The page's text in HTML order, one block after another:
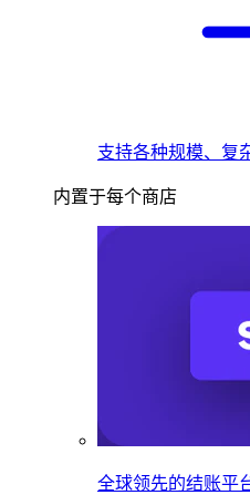
支持各种规模、复
内置于每个商店
全球领先的结账平